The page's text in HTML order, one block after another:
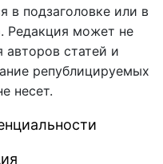
в подзаголовке или в
Редакция может не
авторов статей и
републицируемых
несет.